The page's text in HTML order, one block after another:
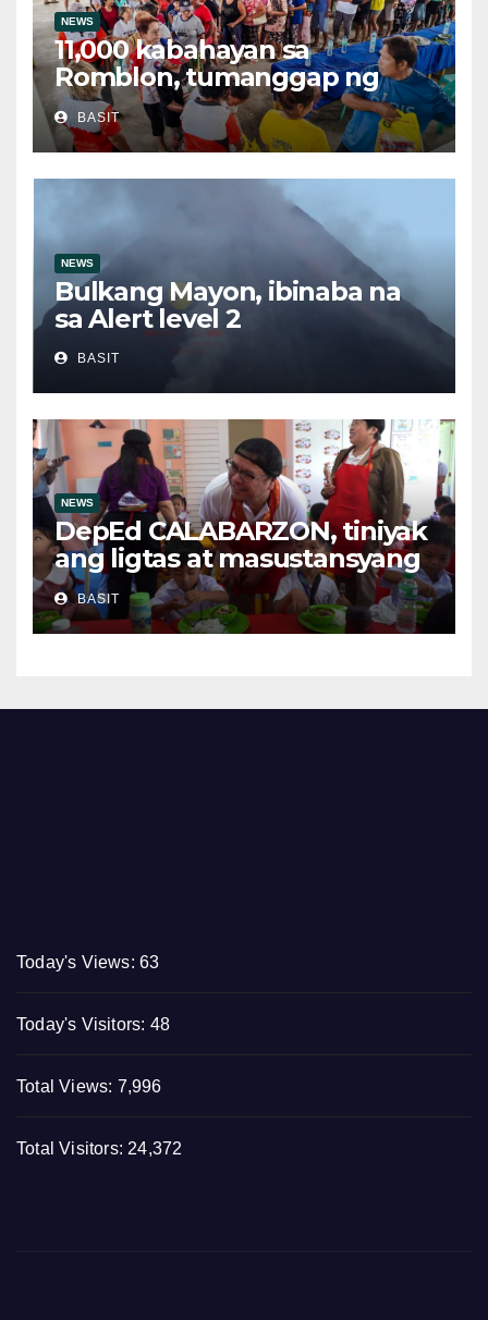
NEWS
11,000 kabahayan sa
Romblon, tumanggap ng
bigas sa ilalim ng LGSF
BASIT
NEWS
Bulkang Mayon, ibinaba na
sa Alert level 2
BASIT
NEWS
DepEd CALABARZON, tiniyak
ang ligtas at masustansyang
pagkain sa School-Based
Feeding Program
BASIT
Today's Views: 63
Today's Visitors: 48
Total Views: 7,996
Total Visitors: 24,372